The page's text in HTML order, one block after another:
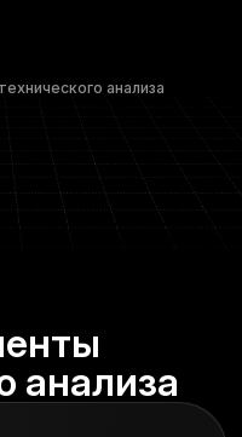
анализа
анализа